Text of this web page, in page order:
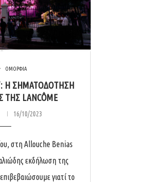
ΟΜΟΡΦΙΑ
Η ΣΗΜΑΤΟΔΟΤΗΣΗ
LANCÔME
16/10/2023
στη Allouche Benias
εκδήλωση της
γιατί το